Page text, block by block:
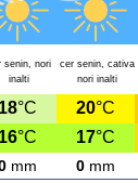
senin, nori
inalti
cer senin, cativa
nori inalti
18°C 20°C
16°C 17°C
mm 0 mm